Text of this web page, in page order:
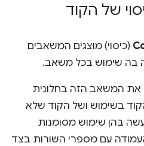
של הקוד
(כיסוי) מוצגים המשאבים
בה שימוש בכל משאב.
את המשאב הזה בחלונית
בשימוש ושל הקוד שלא
בהן שימוש מסומנות
העמודה עם מספרי השורות בצד